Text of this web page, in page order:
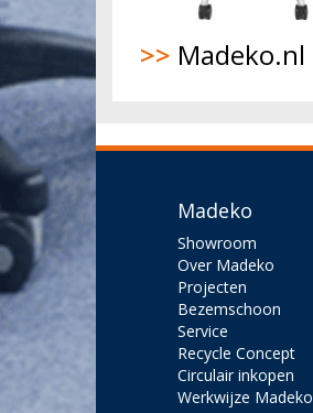
>> Madeko.nl
Madeko
Showroom
Over Madeko
Projecten
Bezemschoon
Service
Recycle Concept
Circulair inkopen
Werkwijze Madeko